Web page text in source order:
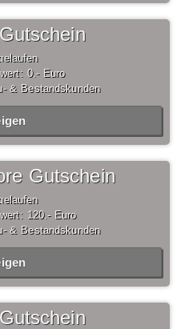
0,- Euro
& Bestandskunden
Gutschein
120,- Euro
& Bestandskunden